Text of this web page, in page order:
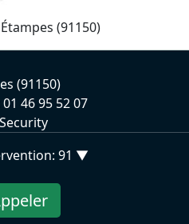
(91150)
(91150)
46 95 52 07
91 ▼